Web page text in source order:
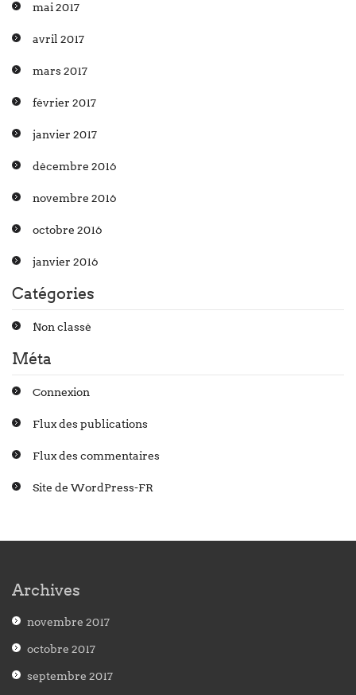
mai 2017
avril 2017
mars 2017
février 2017
janvier 2017
décembre 2016
novembre 2016
octobre 2016
janvier 2016
Catégories
Non classé
Méta
Connexion
Flux des publications
Flux des commentaires
Site de WordPress-FR
Archives
novembre 2017
octobre 2017
septembre 2017